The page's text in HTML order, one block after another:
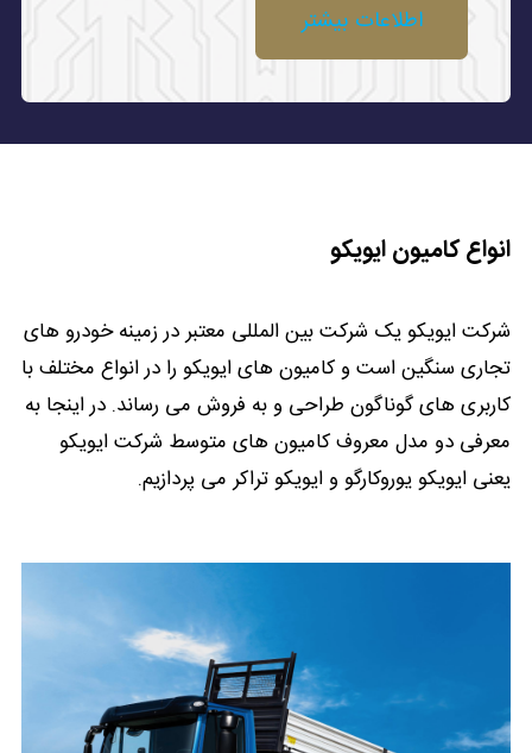
اطلاعات بیشتر
انواع کامیون ایویکو
شرکت ایویکو یک شرکت بین المللی معتبر در زمینه خودرو های
تجاری سنگین است و کامیون های ایویکو را در انواع مختلف با
کاربری های گوناگون طراحی و به فروش می رساند. در اینجا به
معرفی دو مدل معروف کامیون های متوسط شرکت ایویکو
یعنی ایویکو یوروکارگو و ایویکو تراکر می پردازیم.